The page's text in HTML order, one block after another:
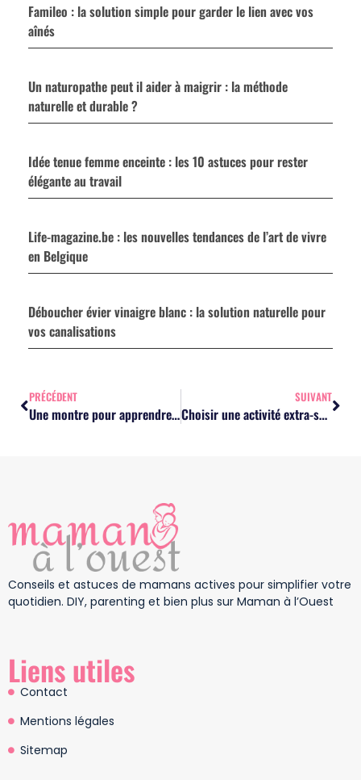
Famileo : la solution simple pour garder le lien avec vos
aînés
Un naturopathe peut il aider à maigrir : la méthode
naturelle et durable ?
Idée tenue femme enceinte : les 10 astuces pour rester
élégante au travail
Life-magazine.be : les nouvelles tendances de l’art de vivre
en Belgique
Déboucher évier vinaigre blanc : la solution naturelle pour
vos canalisations
PRÉCÉDENT
Une montre pour apprendre l’heure
SUIVANT
Choisir une activité extra-scolaire ou la croisade des temps modernes
Conseils et astuces de mamans actives pour simplifier votre
quotidien. DIY, parenting et bien plus sur Maman à l’Ouest
Liens utiles
Contact
Mentions légales
Sitemap